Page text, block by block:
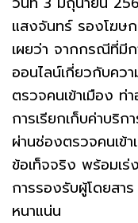
แสงจันทร์ รองโฆษก
เผยว่า จากกรณีที่มี
ออนไลน์เกี่ยวกับคว
ตรวจคนเข้าเมือง ท่
การเรียกเก็บค่าบริก
ผ่านช่องตรวจคนเข้
ข้อเท็จจริง พร้อมเร่
การรองรับผู้โดยสาร
หนาแน่น